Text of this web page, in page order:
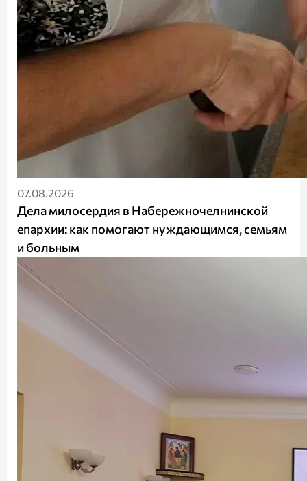
07.08.2026
Дела милосердия в Набережночелнинской
епархии: как помогают нуждающимся, семьям
и больным